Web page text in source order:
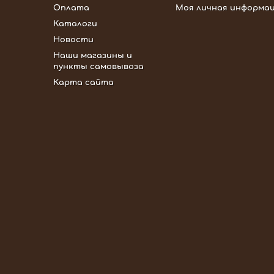
Оплата
Каталоги
Новости
Наши магазины и
пункты самовывоза
Карта сайта
Моя личная